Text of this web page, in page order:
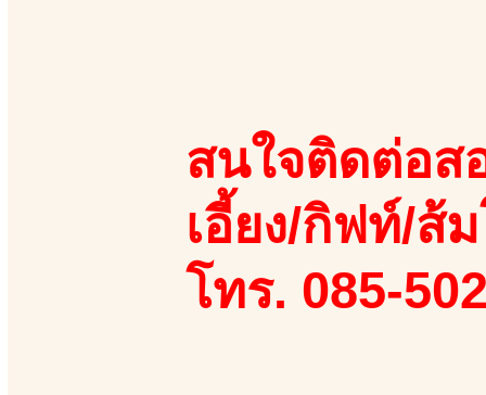
สนใจติดต่อส
เอี้ยง/กิฟท์/ส้
โทร. 085-